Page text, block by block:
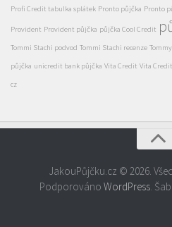
Profi Credit tabulka splátek Pronto půjčka Pronto
Provident Provident půjčka půjčka Cool Credit
Tommi Stachi podvod Tommi Stachi recenze
půjčka unicredit bank půjčka Vita Credit Vita
cz
JakouPůjčku.cz © 2026.
Podporováno WordPress.